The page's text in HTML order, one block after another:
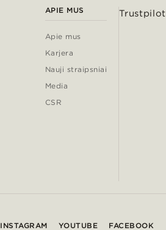
APIE MUS
Apie mus
Karjera
Nauji straipsniai
Media
CSR
Trustpilot
INSTAGRAM YOUTUBE FACEBOOK